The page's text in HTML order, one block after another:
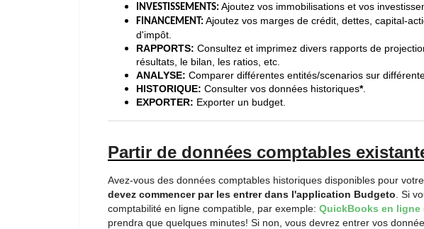
INVESTISSEMENTS: Ajoutez vos immobilisations et vos
FINANCEMENT: Ajoutez vos marges de crédit, dettes, capital-
d'impôt.
RAPPORTS: Consultez et imprimez divers rapports de
résultats, le bilan, les ratios, etc.
ANALYSE: Comparer différentes entités/scenarios sur
HISTORIQUE: Consulter vos données historiques*.
EXPORTER: Exporter un budget.
Partir de données comptables
Avez-vous des données comptables historiques disponibles pour
devez commencer par les entrer dans l'application Budgeto . Si
comptabilité en ligne compatible, par exemple: QuickBooks en ligne
prendra que quelques minutes! Si non, vous devrez entrer vos